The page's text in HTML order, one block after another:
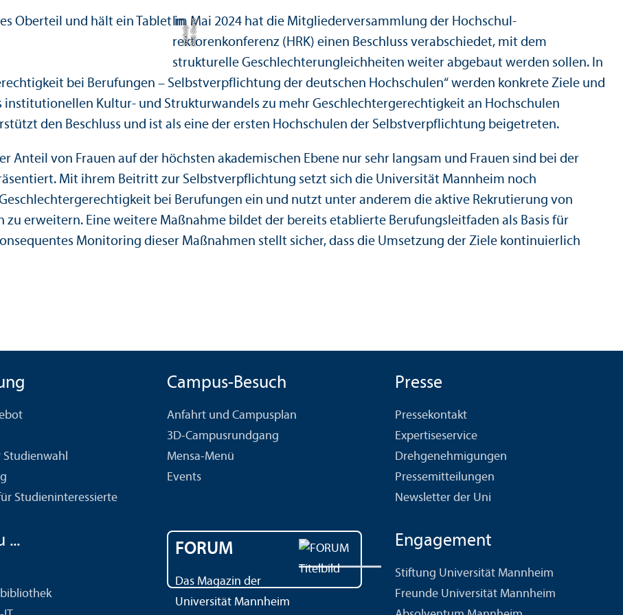
Bil
d:
O
an
a
S
z
e
k
el
y
Im Mai 2024 hat die Mitgliederversammlung der Hochschul­
rektorenkonferenz (HRK) einen Beschluss verabschiedet, mit dem
strukturelle Geschlechterungleich­heiten weiter abgebaut werden sollen. In
bei Berufungen – Selbstverpflichtung der deutschen Hochschulen“ werden konkrete Ziele und
Kultur- und Strukturwandels zu mehr Geschlechter­gerechtigkeit an Hochschulen
den Beschluss und ist als eine der ersten Hochschulen der Selbstverpflichtung beigetreten.
Anteil von Frauen auf der höchsten akademischen Ebene nur sehr langsam und Frauen sind bei der
Mit ihrem Beitritt zur Selbstverpflichtung setzt sich die Universität Mannheim noch
bei Berufungen ein und nutzt unter anderem die aktive Rekrutierung von
zu erweitern. Eine weitere Maßnahme bildet der bereits etablierte Berufungs­leitfaden als Basis für
Monitoring dieser Maßnahmen stellt sicher, dass die Umsetzung der Ziele kontinuierlich
Studien­wahl
Studien­interessierte
Campus-Besuch
Anfahrt und Campusplan
3D-Campusrundgang
Mensa-Menü
Events
Presse
Pressekontakt
Expertiseservice
Drehgenehmigungen
Pressemitteilungen
Newsletter der Uni
... FORUM
Das Magazin der
Universität Mannheim
Engagement
Stiftung Universität Mannheim
Freunde Universität Mannheim